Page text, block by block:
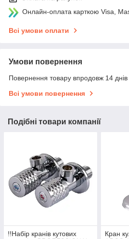
Онлайн-оплата карткою Visa,
Всі умови оплати
Умови повернення
Повернення товару впродовж 14
Всі умови повернення
Подібні товари компанії
!!Набір кранів кутових
Кран